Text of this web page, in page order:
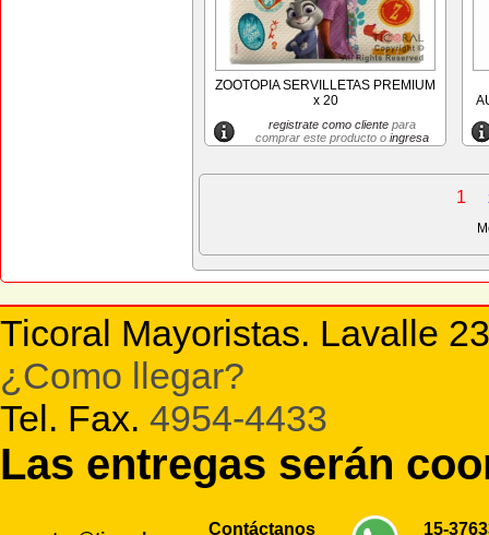
ZOOTOPIA SERVILLETAS PREMIUM
x 20
registrate como clientepara
comprar este producto o ingresa
1
Ticoral Mayoristas. Lavalle
¿Como llegar?
Tel. Fax. 4954-4433
Las entregas serán
Contáctanos 15-